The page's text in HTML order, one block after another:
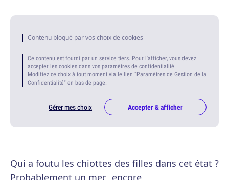
Contenu bloqué par vos choix de cookies
Ce contenu est fourni par un service tiers. Pour l'afficher, vous devez
accepter les cookies dans vos paramètres de confidentialité.
Modifiez ce choix à tout moment via le lien "Paramètres de Gestion de la
Confidentialité" en bas de page.
Gérer mes choix Accepter & afficher
Qui a foutu les chiottes des filles dans cet état ?